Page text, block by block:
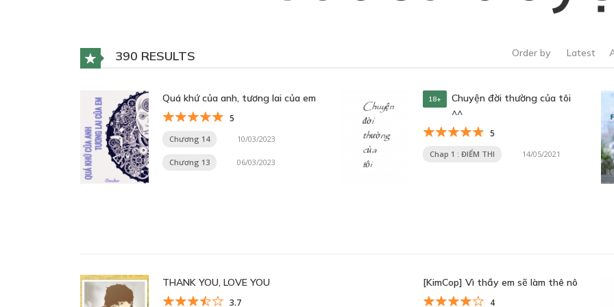
390 RESULTS Order by Latest
Quá khứ của anh, tương lai của em
5
Chương 14 10/03/2023
Chương 13 06/03/2023
18+
Chuyện đời thường của tôi
^^
5
Chap 1 : ĐIỂM THI 14/05/2021
THANK YOU, LOVE YOU
3.7
[KimCop] Vì thầy em sẽ làm thê nô
4